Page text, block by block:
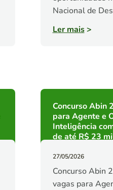
Nacional de
Ler mais>
Concurso Abin
para Agente e
Inteligência
de até R$ 23
27/05/2026
Concurso Abin
vagas para